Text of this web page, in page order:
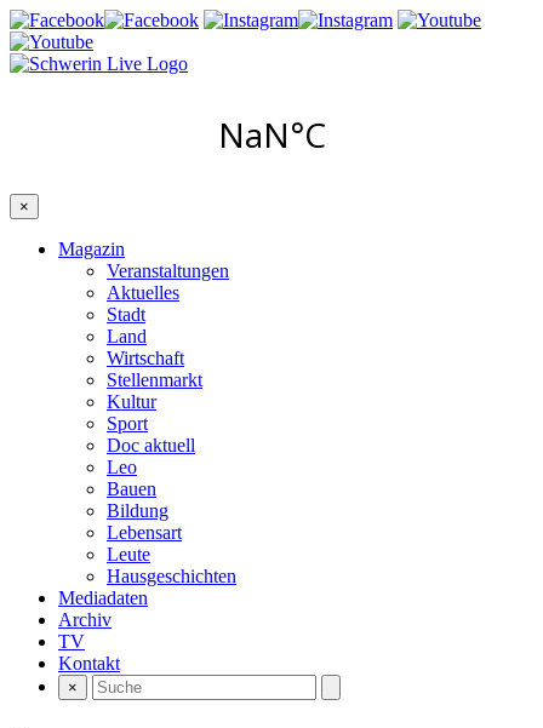
×
Magazin
Veranstaltungen
Aktuelles
Stadt
Land
Wirtschaft
Stellenmarkt
Kultur
Sport
Doc aktuell
Leo
Bauen
Bildung
Lebensart
Leute
Hausgeschichten
Mediadaten
Archiv
TV
Kontakt
×